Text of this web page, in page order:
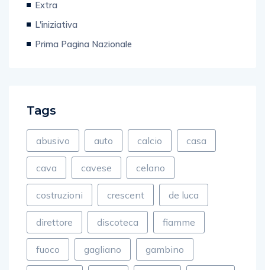
Extra
L'iniziativa
Prima Pagina Nazionale
Tags
abusivo auto calcio casa
cava cavese celano
costruzioni crescent de luca
direttore discoteca fiamme
fuoco gagliano gambino